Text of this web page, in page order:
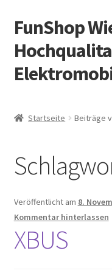
Zur
Navigation
springen
Zum
Inhalt
springen
FunShop
Vorsicht
Über FunShop
Impressum
Startseite Beiträge
Veröffentlicht am 8.
Kommentar hinterlassen
XBUS